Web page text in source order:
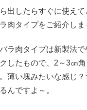
出したらすぐに使えて
肉タイプをご紹介しま
ラ肉タイプは新製法で
したもので、2～3㎝
薄い塊みたいな感じ？
んですよ～。